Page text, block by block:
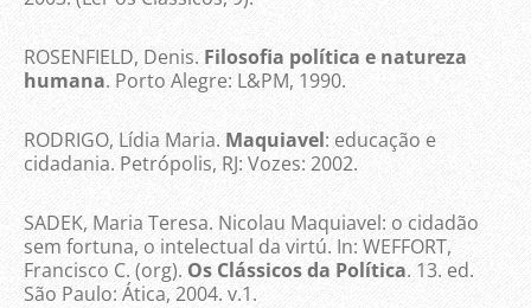
ROSENFIELD, Denis. Filosofia política e natureza
humana. Porto Alegre: L&PM, 1990.
RODRIGO, Lídia Maria. Maquiavel: educação e
cidadania. Petrópolis, RJ: Vozes: 2002.
SADEK, Maria Teresa. Nicolau Maquiavel: o cidadão
sem fortuna, o intelectual da virtú. In: WEFFORT,
Francisco C. (org). Os Clássicos da Política. 13. ed.
São Paulo: Ática, 2004. v.1.